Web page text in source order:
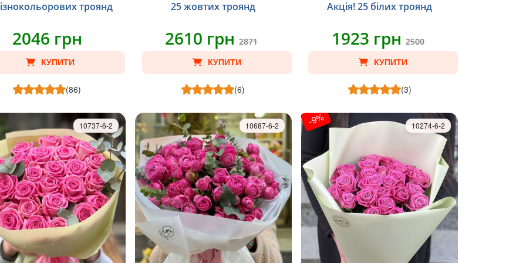
троянд
2046 грн
КУПИТИ
(86)
25 жовтих троянд
2610 грн2871
КУПИТИ
(6)
Акція! 25 білих троянд
1923 грн2500
КУПИТИ
(3)
10737-6-2 10687-6-2 -9% 10274-6-2